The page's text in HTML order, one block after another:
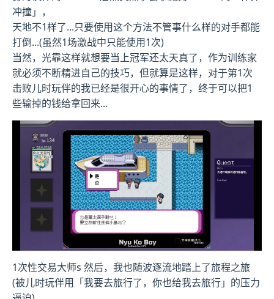
冲撞」，
天地不1样了...只要使用这个方法不管事什么样的对手都能
打倒...(虽然1场激战中只能使用1次)
当然，光靠这样就想要当上冠军还太天真了，作为训练家
就必须不断精进自己的技巧，但就算是这样，对于第1次
击败儿时玩伴的我已经是很开心的事情了，终于可以把1
些输掉的钱给拿回来...
1次性交易大师s 然后，我也随波逐流地踏上了旅程之旅
(被儿时玩伴用「我要去旅行了，你也给我去旅行」的压力